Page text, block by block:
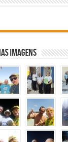
Imagens